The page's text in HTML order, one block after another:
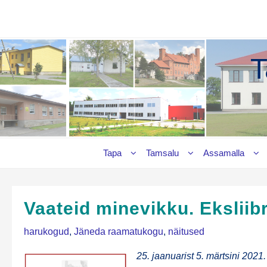
Tapa Tamsalu Assamalla
Vaateid minevikku.
harukogud, Jäneda raamatukogu, näitused
25. jaa­nua­rist 5. märt­si­ni 2021.